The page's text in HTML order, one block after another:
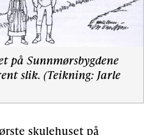
på Sunnmørsbygdene
slik. (Teikning: Jarle
skulehuset på